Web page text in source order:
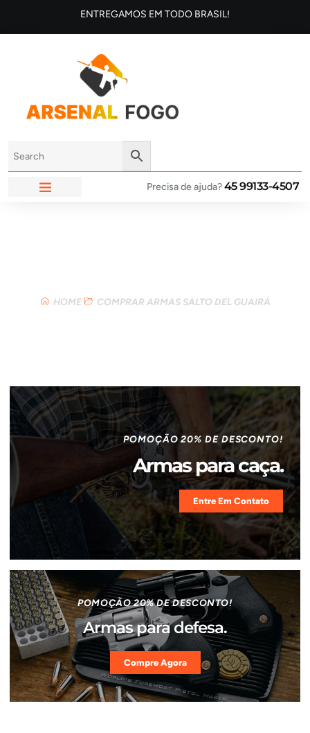
ENTREGAMOS EM TODO BRASIL!
Precisa de ajuda?45 99133-4507
HOME COMPRAR ARMAS SALTO DEL GUAIRÁ
POMOÇÃO 20% DE DESCONTO!
Armas para caça.
Entre Em Contato
POMOÇÃO 20% DE DESCONTO!
Armas para defesa.
Compre Agora